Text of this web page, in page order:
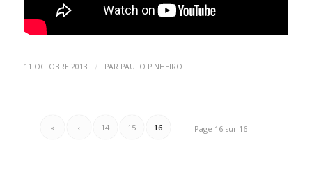
11 OCTOBRE 2013 / PAR PAULO PINHEIRO
Page 16 sur 16
« ‹ 14 15 16